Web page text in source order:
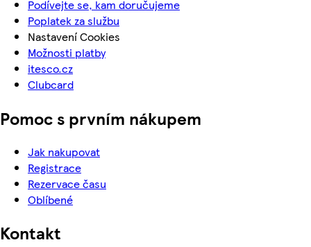
Podívejte se, kam doručujeme
Poplatek za službu
Nastavení Cookies
Možnosti platby
itesco.cz
Clubcard
Pomoc s prvním nákupem
Jak nakupovat
Registrace
Rezervace času
Oblíbené
Kontakt